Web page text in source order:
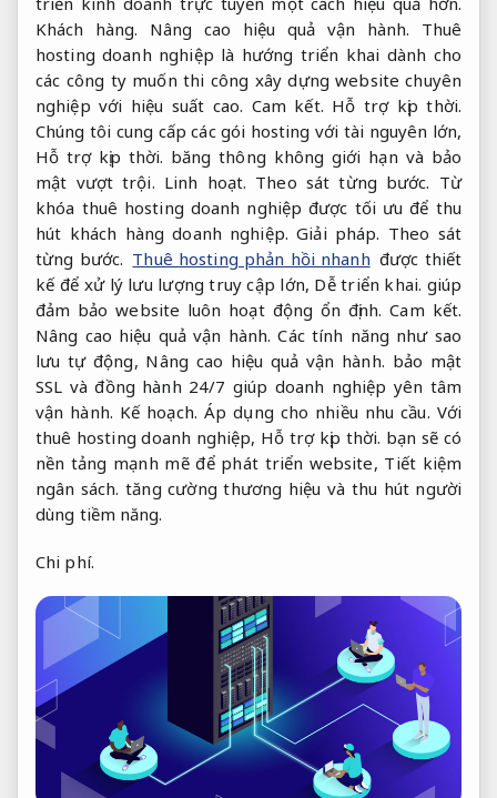
Khách hàng.
Nâng cao hiệu quả vận hành. Thuê
hosting doanh nghiệp là hướng triển khai dành cho
các công ty muốn thi công xây dựng website chuyên
nghiệp với hiệu suất cao. Cam kết. Hỗ trợ kịp thời.
Chúng tôi cung cấp các gói hosting với tài nguyên lớn,
Hỗ trợ kịp thời. băng thông không giới hạn và bảo
mật vượt trội. Linh hoạt. Theo sát từng bước. Từ
khóa thuê hosting doanh nghiệp được tối ưu để thu
hút khách hàng doanh nghiệp.Giải pháp. Theo sát
từng bước. Thuê hosting phản hồi nhanh được thiết
kế để xử lý lưu lượng truy cập lớn, Dễ triển khai. giúp
đảm bảo website luôn hoạt động ổn định.Cam kết.
Nâng cao hiệu quả vận hành. Các tính năng như sao
lưu tự động, Nâng cao hiệu quả vận hành. bảo mật
SSL và đồng hành 24/7 giúp doanh nghiệp yên tâm
vận hành. Kế hoạch. Áp dụng cho nhiều nhu cầu. Với
thuê hosting doanh nghiệp, Hỗ trợ kịp thời. bạn sẽ có
nền tảng mạnh mẽ để phát triển website, Tiết kiệm
ngân sách. tăng cường thương hiệu và thu hút người
dùng tiềm năng.
Chi phí.